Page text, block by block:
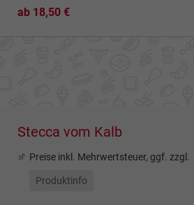
ab 18,50 €
Stecca vom Kalb
Preise inkl. Mehrwertsteuer, ggf. zzgl.
Produktinfo